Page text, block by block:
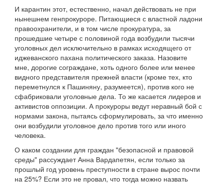
И карантин этот, естественно, начал действовать не при
нынешнем генпрокуроре. Питающиеся с властной ладони
правоохранители, и в том числе прокуратура, за
прошедшие четыре с половиной года возбудили тысячи
уголовных дел исключительно в рамках исходящего от
иджеванского пахана политического заказа. Назовите
мне, дорогие сограждане, хоть одного более или менее
видного представителя прежней власти (кроме тех, кто
переметнулся к Пашиняну, разумеется), против кого не
сфабриковали уголовные дела. То же касается лидеров и
активистов оппозиции. А прокуроры ведут неравный бой с
нормами закона, пытаясь сформулировать, за что именно
они возбудили уголовное дело против того или иного
человека.
О каком создании для граждан "безопасной и правовой
среды" рассуждает Анна Вардапетян, если только за
прошлый год уровень преступности в стране вырос почти
на 25%? Если это не провал, что тогда можно назвать